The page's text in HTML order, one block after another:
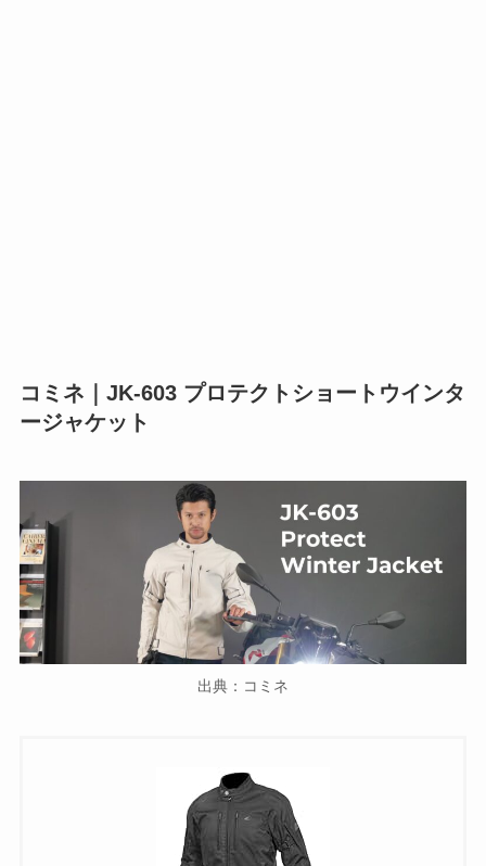
コミネ｜JK-603 プロテクトショートウインタ
ージャケット
出典：コミネ